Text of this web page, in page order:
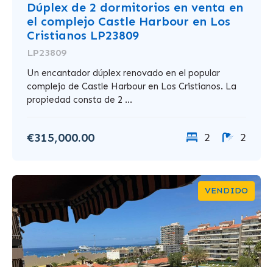
Dúplex de 2 dormitorios en venta en
el complejo Castle Harbour en Los
Cristianos LP23809
LP23809
Un encantador dúplex renovado en el popular
complejo de Castle Harbour en Los Cristianos. La
propiedad consta de 2 ...
€315,000.00 2 2
VENDIDO